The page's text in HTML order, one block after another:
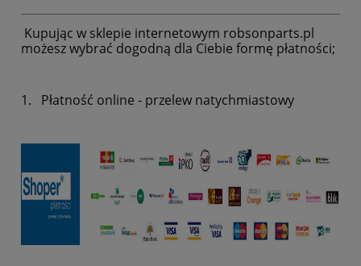
Kupując w sklepie internetowym robsonparts.pl
możesz wybrać dogodną dla Ciebie formę płatności;
1. Płatność online - przelew natychmiastowy